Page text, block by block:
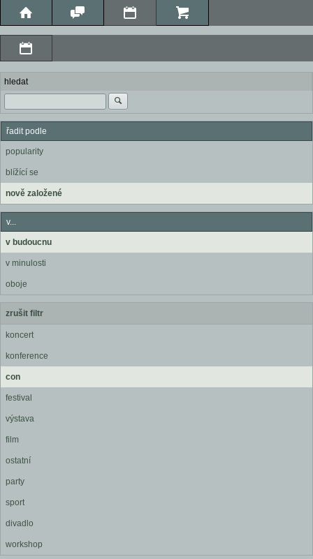
hledat
řadit podle
popularity
blížící se
nově založené
v...
v budoucnu
v minulosti
oboje
zrušit filtr
koncert
konference
con
festival
výstava
film
ostatní
party
sport
divadlo
workshop